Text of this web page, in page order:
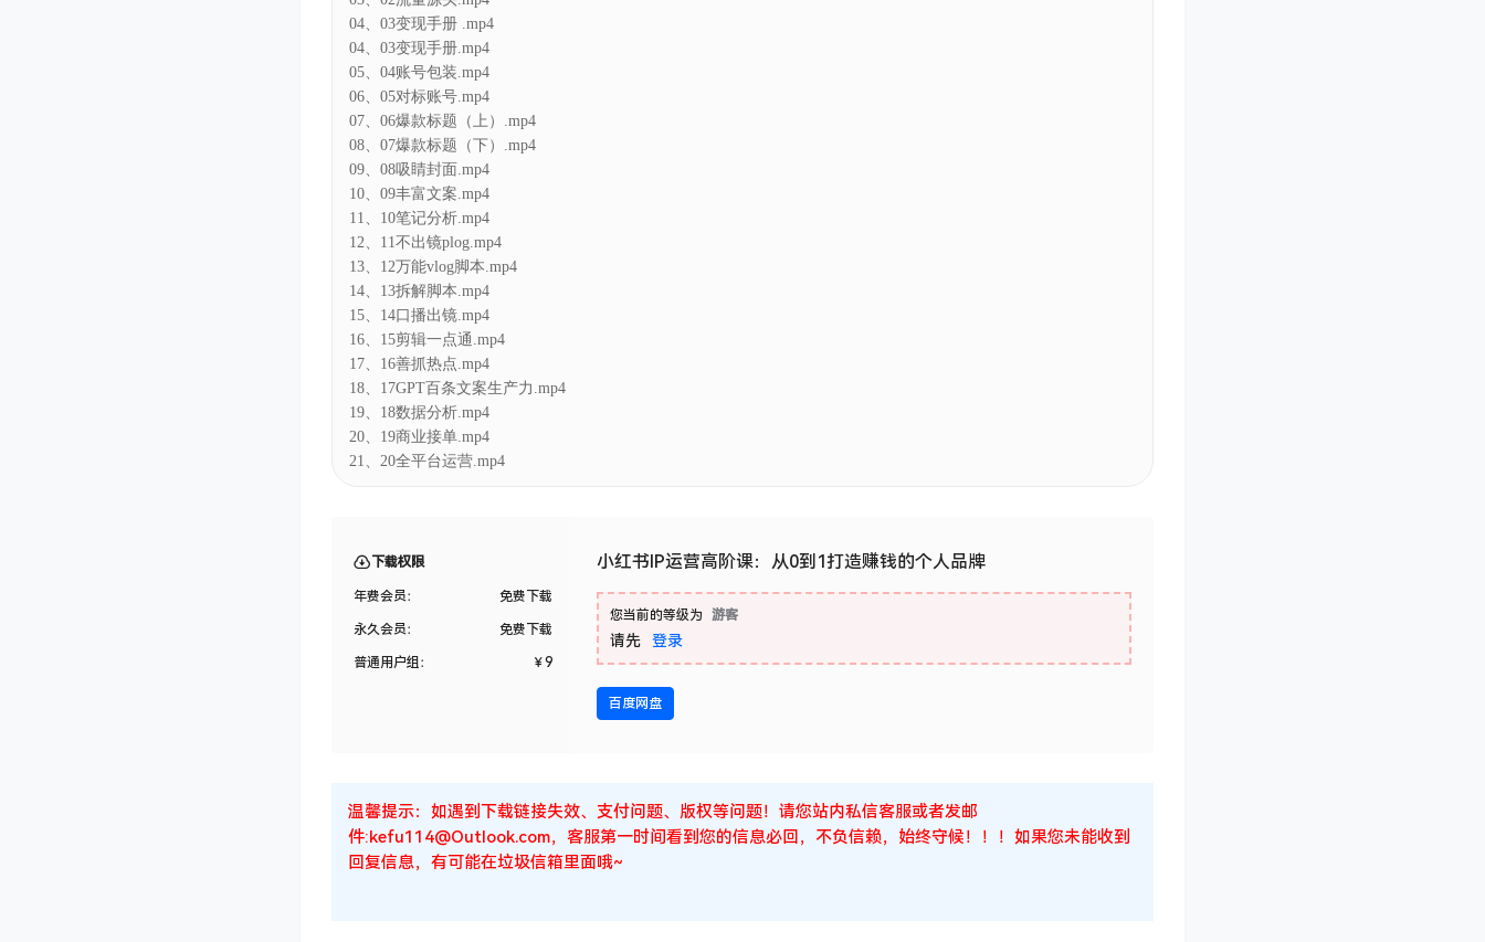
04、03变现手册.mp4
05、04账号包装.mp4
06、05对标账号.mp4
07、06爆款标题（上）.mp4
08、07爆款标题（下）.mp4
09、08吸睛封面.mp4
10、09丰富文案.mp4
11、10笔记分析.mp4
12、11不出镜plog.mp4
13、12万能vlog脚本.mp4
14、13拆解脚本.mp4
15、14口播出镜.mp4
16、15剪辑一点通.mp4
17、16善抓热点.mp4
18、17GPT百条文案生产力.mp4
19、18数据分析.mp4
20、19商业接单.mp4
21、20全平台运营.mp4
年费会员：
永久会员： 免费下载
普通用户组： ￥9
请先 登录
百度网盘
件:kefu114@Outlook.com，客服第一时间看到您的信息必回，不负信赖，始终守候！！！如果您未能收到
回复信息，有可能在垃圾信箱里面哦~